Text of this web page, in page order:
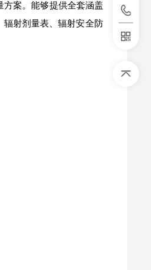
方案。能够提供全套涵盖
辐射剂量表、辐射安全防